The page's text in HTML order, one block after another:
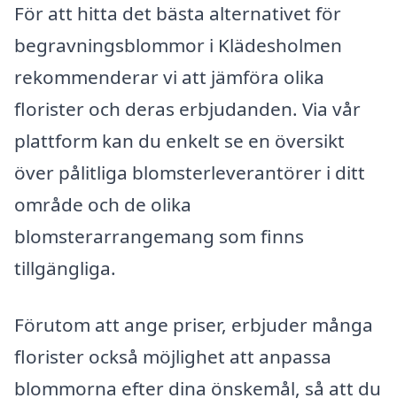
För att hitta det bästa alternativet för
begravningsblommor i Klädesholmen
rekommenderar vi att jämföra olika
florister och deras erbjudanden. Via vår
plattform kan du enkelt se en översikt
över pålitliga blomsterleverantörer i ditt
område och de olika
blomsterarrangemang som finns
tillgängliga.
Förutom att ange priser, erbjuder många
florister också möjlighet att anpassa
blommorna efter dina önskemål, så att du